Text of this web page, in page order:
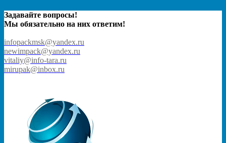
Задавайте вопросы!
Мы обязательно на них ответим!
infopackmsk@yandex.ru
newimpack@yandex.ru
vitaliy@info-tara.ru
mirupak@inbox.ru